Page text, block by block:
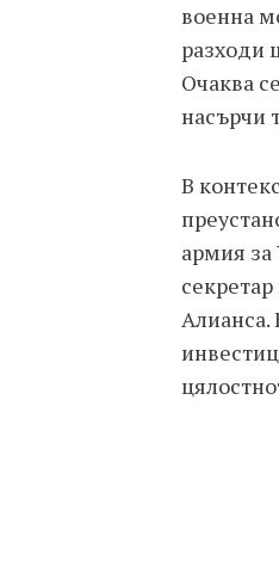
военна
разходи
Очаква
насърчи
В
армия
Алианса.